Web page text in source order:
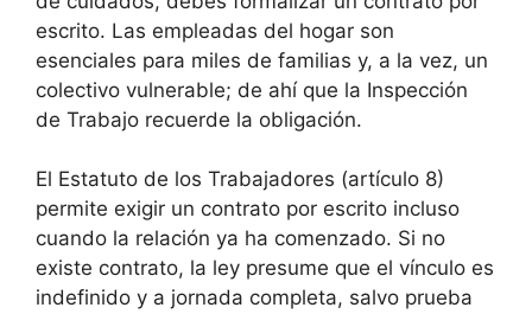
escrito. Las empleadas del hogar son
esenciales para miles de familias y, a la vez, un
colectivo vulnerable; de ahí que la Inspección
de Trabajo recuerde la obligación.
El Estatuto de los Trabajadores (artículo 8)
permite exigir un contrato por escrito incluso
cuando la relación ya ha comenzado. Si no
existe contrato, la ley presume que el vínculo es
indefinido y a jornada completa, salvo prueba